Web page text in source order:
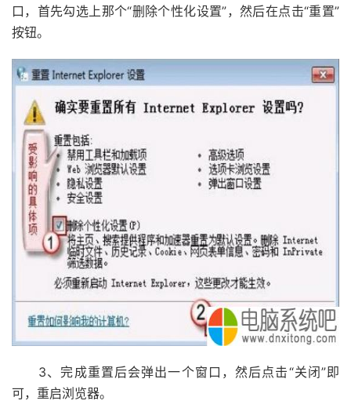
口，首先勾选上那个“删除个性化设置”，然后在点击“重置”
按钮。
3、完成重置后会弹出一个窗口，然后点击“关闭”即
可，重启浏览器。